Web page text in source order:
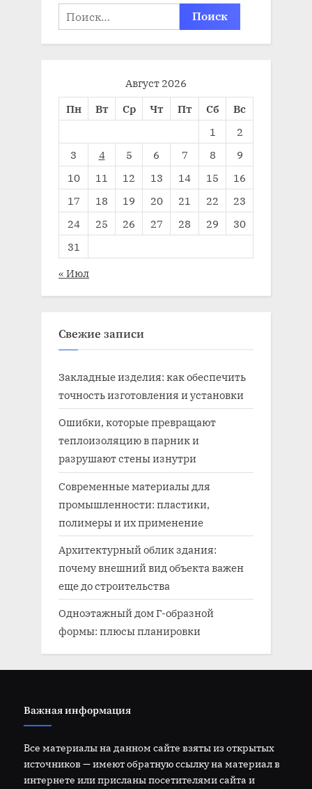
Найти:
Август 2026
Пн
Вт Ср Чт Пт Сб
Вс
1
2
3
4 5 6 7 8
9
10
11 12 13 14 15
16
17
18 19 20 21 22
23
24
25 26 27 28 29
30
31
« Июл
Свежие записи
Закладные изделия: как обеспечить
точность изготовления и установки
Ошибки, которые превращают
теплоизоляцию в парник и
разрушают стены изнутри
Современные материалы для
промышленности: пластики,
полимеры и их применение
Архитектурный облик здания:
почему внешний вид объекта важен
еще до строительства
Одноэтажный дом Г-образной
формы: плюсы планировки
Важная информация
Все материалы на данном сайте взяты из открытых
источников — имеют обратную ссылку на материал в
интернете или присланы посетителями сайта и